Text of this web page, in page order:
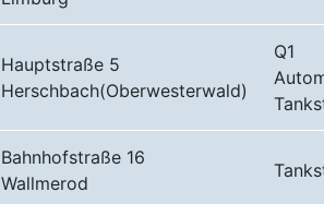
Hauptstraße 5
Herschbach(Oberwesterwald)
Q1
Bahnhofstraße 16
Wallmerod